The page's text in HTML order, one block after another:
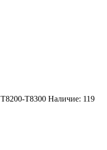
T8200-T8300 Наличие: 119